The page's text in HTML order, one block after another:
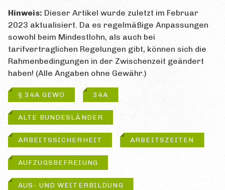
Hinweis: Dieser Artikel wurde zuletzt im Februar
2023 aktualisiert. Da es regelmäßige Anpassungen
sowohl beim Mindestlohn, als auch bei
tarifvertraglichen Regelungen gibt, können sich die
Rahmenbedingungen in der Zwischenzeit geändert
haben! (Alle Angaben ohne Gewähr.)
§ 34A GEWO 34A
ALTE BUNDESLÄNDER
ARBEITSSICHERHEIT ARBEITSZEITEN
AUFZUGSBEFREIUNG
AUS- UND WEITERBILDUNG